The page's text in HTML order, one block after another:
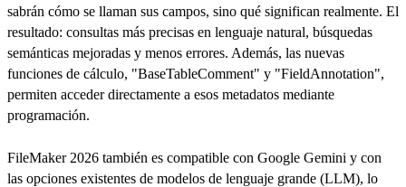
sabrán cómo se llaman sus campos, sino qué significan realmente. El
resultado: consultas más precisas en lenguaje natural, búsquedas
semánticas mejoradas y menos errores. Además, las nuevas
funciones de cálculo, "BaseTableComment" y "FieldAnnotation",
permiten acceder directamente a esos metadatos mediante
programación.
FileMaker 2026 también es compatible con Google Gemini y con
las opciones existentes de modelos de lenguaje grande (LLM), lo